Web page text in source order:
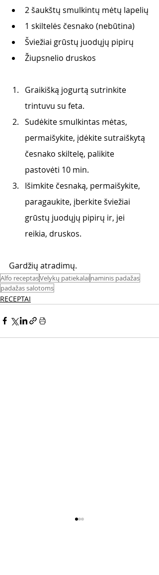
2 šaukštų smulkintų mėtų lapelių
1 skiltelės česnako (nebūtina)
Šviežiai grūstų juodųjų pipirų
Žiupsnelio druskos
Graikišką jogurtą sutrinkite
trintuvu su feta.
Sudėkite smulkintas mėtas,
permaišykite, įdėkite sutraiškytą
česnako skiltelę, palikite
pastovėti 10 min.
Išimkite česnaką, permaišykite,
paragaukite, įberkite šviežiai
grūstų juodųjų pipirų ir, jei
reikia, druskos.
Gardžių atradimų.
Alfo receptasVelykų patiekalainaminis padažas
padažas salotoms
RECEPTAI